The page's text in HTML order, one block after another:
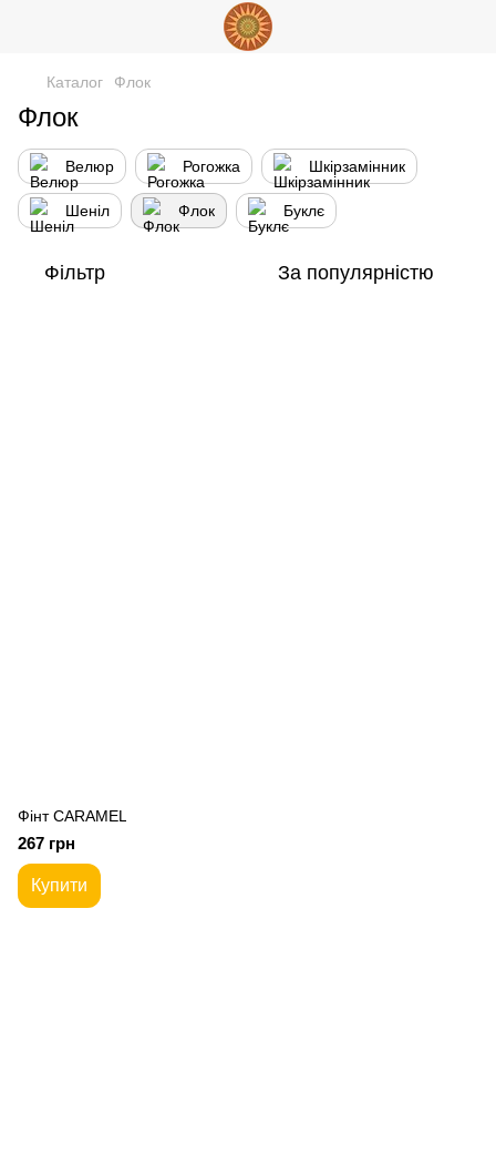
Каталог Флок
Флок
Велюр Рогожка Шкірзамінник
Шеніл Флок Буклє
Фільтр За популярністю
Фiнт CARAMEL
267 грн
Купити